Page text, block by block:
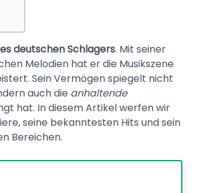
deutschen Schlagers. Mit seiner
Melodien hat er die Musikszene
Sein Vermögen spiegelt nicht
auch die anhaltende
hat. In diesem Artikel werfen wir
seine bekanntesten Hits und sein
Bereichen.